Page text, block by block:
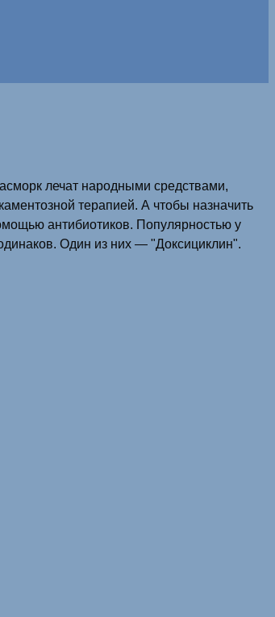
лечат народными средствами,
терапией. А чтобы назначить
антибиотиков. Популярностью у
Один из них — "Доксициклин".